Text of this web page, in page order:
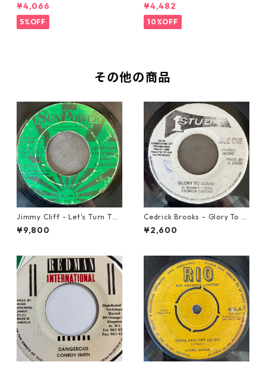
¥4,066
5%OFF
¥4,482
10%OFF
その他の商品
Jimmy Cliff - Let's Turn The
Table【7-21999】
¥9,800
Cedrick Brooks - Glory To S
ounds【7-21786】
¥2,600